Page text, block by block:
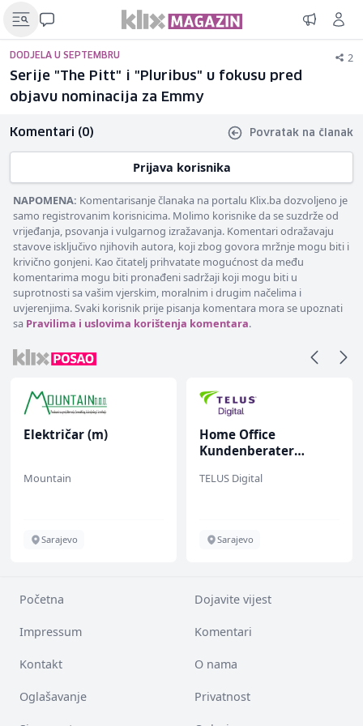
DODJELA U SEPTEMBRU 2
Serije "The Pitt" i "Pluribus" u fokusu pred
objavu nominacija za Emmy
Komentari (0) Povratak na članak
Prijava korisnika
NAPOMENA: Komentarisanje članaka na portalu Klix.ba dozvoljeno je
samo registrovanim korisnicima. Molimo korisnike da se suzdrže od
vrijeđanja, psovanja i vulgarnog izražavanja. Komentari odražavaju
stavove isključivo njihovih autora, koji zbog govora mržnje mogu biti i
krivično gonjeni. Kao čitatelj prihvatate mogućnost da među
komentarima mogu biti pronađeni sadržaji koji mogu biti u
suprotnosti sa vašim vjerskim, moralnim i drugim načelima i
uvjerenjima. Svaki korisnik prije pisanja komentara mora se upoznati
sa Pravilima i uslovima korištenja komentara.
Električar (m)
Mountain
Sarajevo
Home Office
Kundenberater
TELUS Digital
Sarajevo
Početna Dojavite vijest
Impressum Komentari
Kontakt O nama
Oglašavanje Privatnost